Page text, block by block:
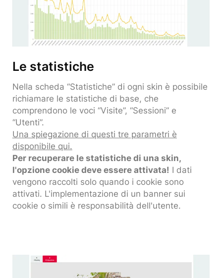
Le statistiche
Nella scheda “Statistiche” di ogni skin è possibile
richiamare le statistiche di base, che
comprendono le voci “Visite”, “Sessioni” e
“Utenti”.
Una spiegazione di questi tre parametri è
disponibile qui.
Per recuperare le statistiche di una skin,
l'opzione cookie deve essere attivata! I dati
vengono raccolti solo quando i cookie sono
attivati. L'implementazione di un banner sui
cookie o simili è responsabilità dell'utente.